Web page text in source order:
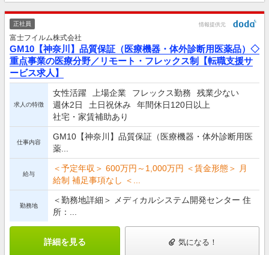
正社員 情報提供元
富士フイルム株式会社
GM10【神奈川】品質保証（医療機器・体外診断用医薬品）◇
重点事業の医療分野／リモート・フレックス制【転職支援サ
ービス求人】
求人の特徴
女性活躍 上場企業 フレックス勤務
残業少ない
週休2日
土日祝休み
年間休日120日以上
社宅・家賃補助あり
仕事内容
GM10【神奈川】品質保証（医療機器・体外診断用医
薬...
給与
＜予定年収＞ 600万円～1,000万円 ＜賃金形態＞ 月
給制 補足事項なし ＜...
勤務地
＜勤務地詳細＞ メディカルシステム開発センター 住
所：...
詳細を見る 気になる！